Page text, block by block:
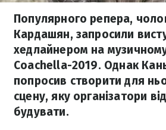
Популярного репера,
Кардашян, запросили
хедлайнером на
Coachella-2019. Однак
попросив створити для
сцену, яку організатори
будувати.